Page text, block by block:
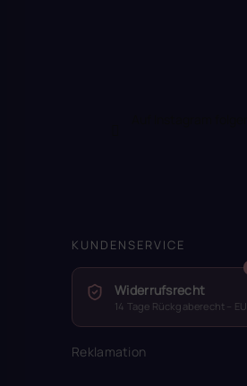
KUNDENSERVICE
Widerrufsrecht
14 Tage Rückgaberecht – EU
Reklamation